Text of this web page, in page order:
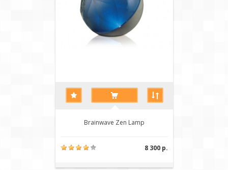
Brainwave Zen Lamp
8 300 р.